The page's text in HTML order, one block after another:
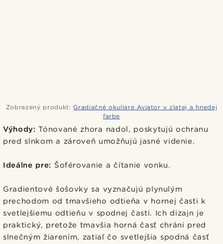
Zobrazený produkt: Gradiačné okuliare Aviator v zlatej a hnedej
farbe
Výhody: Tónované zhora nadol, poskytujú ochranu
pred slnkom a zároveň umožňujú jasné videnie.
Ideálne pre: Šoférovanie a čítanie vonku.
Gradientové šošovky sa vyznačujú plynulým
prechodom od tmavšieho odtieňa v hornej časti k
svetlejšiemu odtieňu v spodnej časti. Ich dizajn je
praktický, pretože tmavšia horná časť chráni pred
slnečným žiarením, zatiaľ čo svetlejšia spodná časť